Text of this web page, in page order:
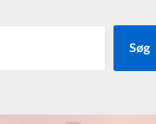
Søg